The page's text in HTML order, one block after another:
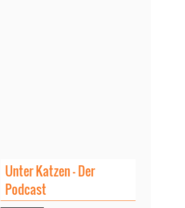
Unter Katzen - Der
Podcast